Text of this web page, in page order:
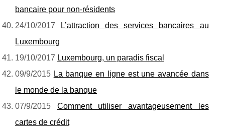
bancaire pour non-résidents
24/10/2017
L’attraction des services bancaires au
Luxembourg
19/10/2017 Luxembourg, un paradis fiscal
09/9/2015 La banque en ligne est une avancée dans
le monde de la banque
07/9/2015 Comment utiliser avantageusement les
cartes de crédit